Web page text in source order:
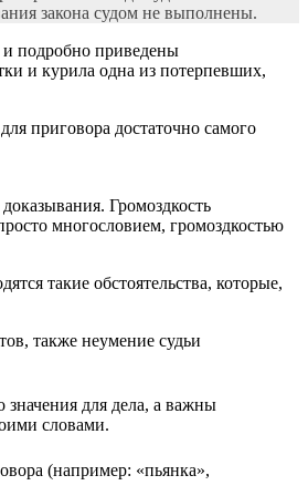
закона судом не выполнены.
и подробно приведены
и курила одна из потерпевших,
приговора достаточно самого
Громоздкость
многословием, громоздкостью
такие обстоятельства, которые,
также неумение судьи
для дела, а важны
словами.
(например: «пьянка»,